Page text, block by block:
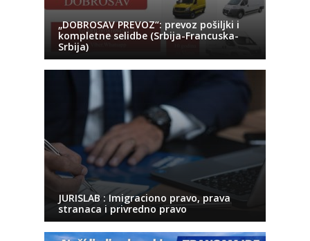
„DOBROSAV PREVOZ“: prevoz pošiljki i
kompletne selidbe (Srbija-Francuska-
Srbija)
JURISLAB : Imigraciono pravo, prava
stranaca i privredno pravo